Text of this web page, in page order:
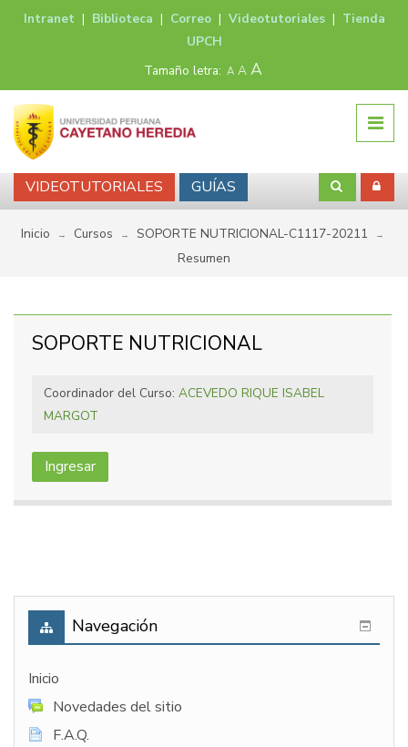
Intranet | Biblioteca | Correo| Videotutoriales| Tienda
UPCH
Tamaño letra: A A A
VIDEOTUTORIALES GUÍAS
Inicio → Cursos → SOPORTE NUTRICIONAL-C1117-20211 →
Resumen
SOPORTE NUTRICIONAL
Coordinador del Curso: ACEVEDO RIQUE ISABEL
MARGOT
Ingresar
Navegación
Inicio
Novedades del sitio
F.A.Q.